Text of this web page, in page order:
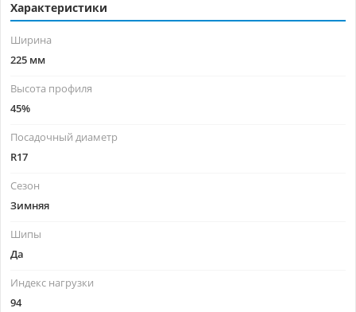
Характеристики
Ширина
225 мм
Высота профиля
45%
Посадочный диаметр
R17
Сезон
Зимняя
Шипы
Да
Индекс нагрузки
94